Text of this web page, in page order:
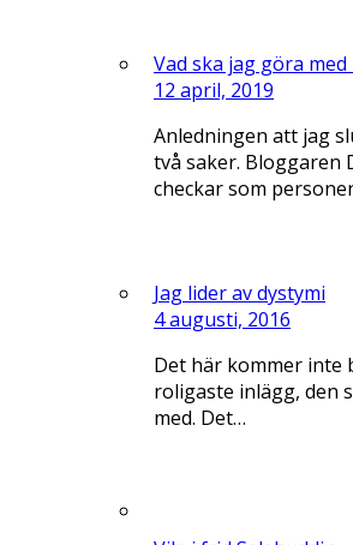
Vad ska jag göra
12 april, 2019
Anledningen att jag
två saker. Bloggaren
checkar som
Jag lider av dystymi
4 augusti, 2016
Det här kommer inte
roligaste inlägg, den
med. Det…